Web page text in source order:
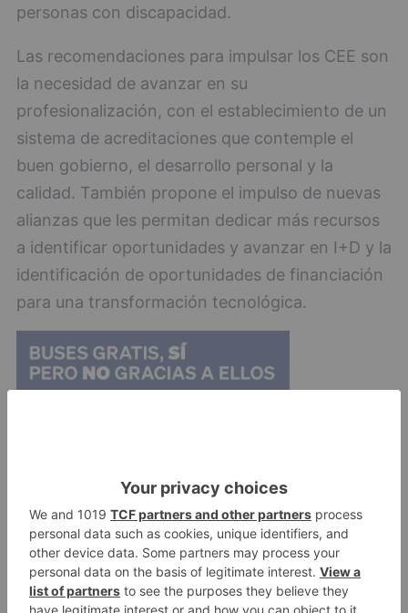
personas con discapacidad.
Las recomendaciones para impulsar los CEE son
la necesidad de avanzar en su
profesionalización, con el establecimiento de un
sistema de acreditaciones que contemple el
buen gobierno, el desarrollo personal y la
calidad. También propone el impulso de nuevas
alianzas que les permitan dedicar más recursos
a identificar oportunidades y avanzar en I+D y la
identificación de oportunidades de financiación
para una transformación tecnológica.
Finalmente se propone que los CEE integren los